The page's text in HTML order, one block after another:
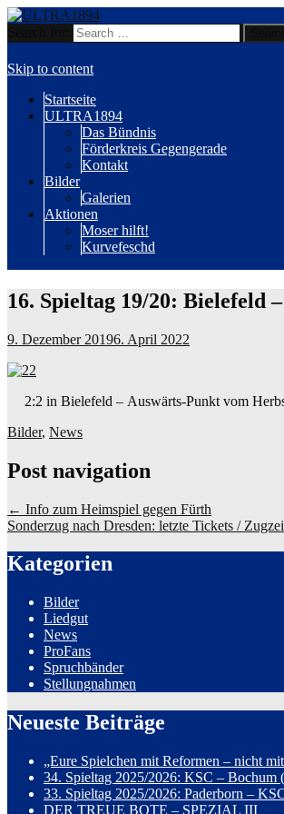
ULTRA1894
Skip to content
Startseite
ULTRA1894
Das Bündnis
Förderkreis Gegengerade
Kontakt
Bilder
Galerien
Aktionen
Moser hilft!
Kurvefeschd
16. Spieltag 19/20: Bielefeld
9. Dezember 20196. April 2022
2:2 in Bielefeld – Auswärts-Punkt vom
Bilder, News
Post navigation
← Info zum Heimspiel gegen Fürth
Sonderzug nach Dresden: letzte Tickets /
Kategorien
Bilder
Liedgut
News
ProFans
Spruchbänder
Stellungnahmen
Neueste Beiträge
„Eure Spielchen mit Reformen – nicht
34. Spieltag 2025/2026: KSC – Bochum
33. Spieltag 2025/2026: Paderborn –
DER TREUE BOTE – SPEZIAL III